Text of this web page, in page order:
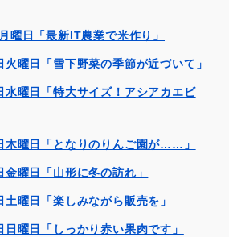
曜日「最新IT農業で米作り」
火曜日「雪下野菜の季節が近づいて」
水曜日「特大サイズ！アシアカエビ
木曜日「となりのりんご園が……」
金曜日「山形に冬の訪れ」
土曜日「楽しみながら販売を」
日曜日「しっかり赤い果肉です」